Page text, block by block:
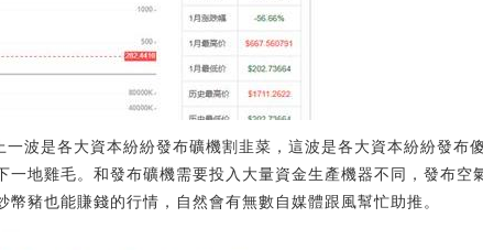
波是各大資本紛紛發布礦機割韭菜，這波是各大資本紛紛發布
地雞毛。和發布礦機需要投入大量資金生產機器不同，發布空
豬也能賺錢的行情，自然會有無數自媒體跟風幫忙助推。